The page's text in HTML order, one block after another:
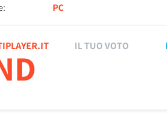
PC
IL TUO VOTO